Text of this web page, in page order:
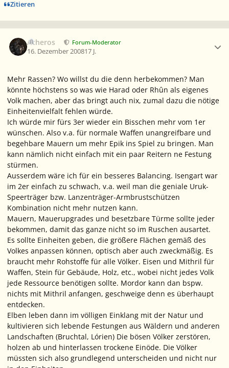
Zitieren
Acheros Forum-Moderator
16. Dezember 200817 J.
Mehr Rassen? Wo willst du die denn herbekommen? Man
könnte höchstens so was wie Harad oder Rhûn als eigenes
Volk machen, aber das bringt auch nix, zumal dazu die nötige
Einheitenvielfalt fehlen würde.
Ich würde mir fürs 3er wieder ein Bisschen mehr vom 1er
wünschen. Also v.a. für normale Waffen unangreifbare und
begehbare Mauern um mehr Epik ins Spiel zu bringen. Man
kann nämlich nicht einfach mit ein paar Reitern ne Festung
stürmen.
Ausserdem wäre ich für ein besseres Balancing. Isengart war
im 2er einfach zu schwach, v.a. weil man die geniale Uruk-
Speerträger bzw. Lanzenträger-Armbrustschützen
Kombination nicht mehr nutzen kann.
Mauern, Mauerupgrades und besetzbare Türme sollte jeder
bekommen, damit das ganze nicht so im Ruschen ausartet.
Es sollte Einheiten geben, die größere Flächen gemäß des
Volkes anpassen können, optisch aber auch zweckmäßig. Es
braucht mehr Rohstoffe für alle Völker. Eisen und Mithril für
Waffen, Stein für Gebäude, Holz, etc., wobei nicht jedes Volk
jede Ressource benötigen sollte. Mordor kann dan bspw.
nichts mit Mithril anfangen, geschweige denn es überhaupt
entdecken.
Elben leben dann im völligen Einklang mit der Natur und
kultivieren sich lebende Festungen aus Wäldern und anderen
Landschaften (Bruchtal, Lórien) Die bösen Völker zerstören,
holzen ab und hinterlassen trockene Einöde. Die Völker
müssten sich also grundlegend unterscheiden und nicht nur